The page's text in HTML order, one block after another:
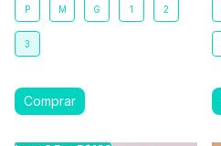
P M G 1 2
3